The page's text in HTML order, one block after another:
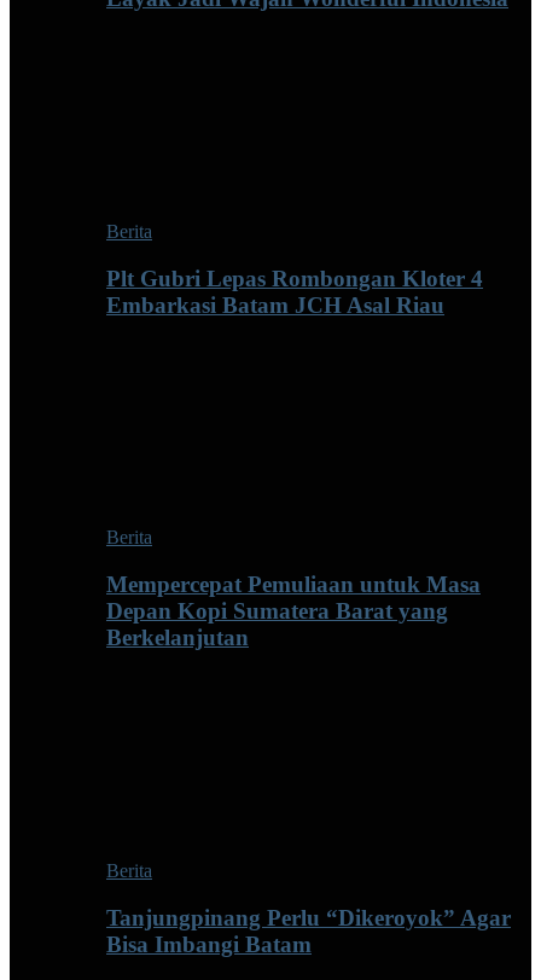
Berita
Plt Gubri Lepas Rombongan Kloter 4
Embarkasi Batam JCH Asal Riau
Berita
Mempercepat Pemuliaan untuk Masa
Depan Kopi Sumatera Barat yang
Berkelanjutan
Berita
Tanjungpinang Perlu “Dikeroyok” Agar
Bisa Imbangi Batam